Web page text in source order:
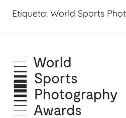
Etiqueta: World Sports